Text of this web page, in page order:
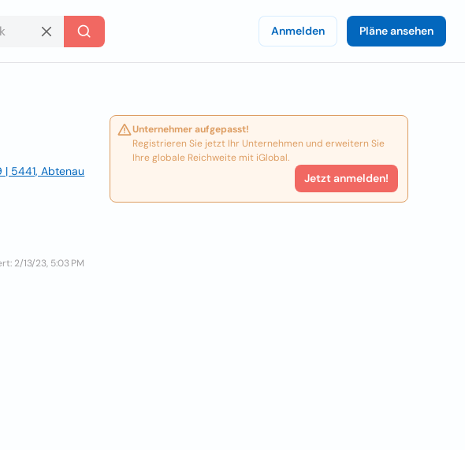
Anmelden Pläne ansehen
| 5441, Abtenau
2/13/23, 5:03 PM
Unternehmer aufgepasst!
Registrieren Sie jetzt Ihr Unternehmen und erweitern Sie
Ihre globale Reichweite mit iGlobal.
Jetzt anmelden!